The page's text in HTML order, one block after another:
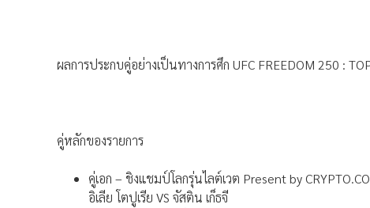
ผลการประกบคู่อย่างเป็นทางการศึก UFC FREEDOM 250 :
คู่หลักของรายการ
คู่เอก – ชิงแชมป์โลกรุ่นไลต์เวต Present by
อิเลีย โตปูเรีย VS จัสติน เก็ธจี